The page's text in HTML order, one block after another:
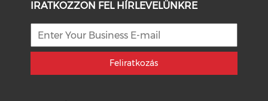
IRATKOZZON FEL HÍRLEVELÜNKRE
Feliratkozás